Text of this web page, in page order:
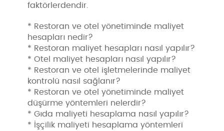
faktörlerdendir.
* Restoran ve otel yönetiminde maliyet
hesapları nedir?
* Restoran maliyet hesapları nasıl yapılır?
* Otel maliyet hesapları nasıl yapılır?
* Restoran ve otel işletmelerinde maliyet
kontrolü nasıl sağlanır?
* Restoran ve otel yönetiminde maliyet
düşürme yöntemleri nelerdir?
* Gıda maliyeti hesaplama nasıl yapılır?
* İşçilik maliyeti hesaplama yöntemleri